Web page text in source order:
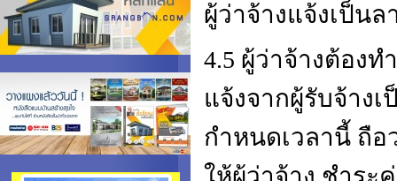
ผู้ว่าจ้างแจ้งเป็น
4.5 ผู้ว่าจ้างต้อง
แจ้งจากผู้รับจ้าง
กำหนดเวลานี้ ถือ